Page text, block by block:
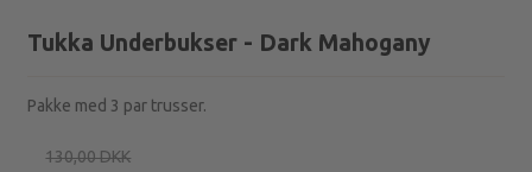
Tukka Underbukser - Dark Mahogany
Pakke med 3 par trusser.
130,00 DKK